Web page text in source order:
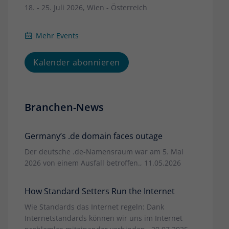
18. - 25. Juli 2026, Wien - Österreich
Mehr Events
Kalender abonnieren
Branchen-News
Germany’s .de domain faces outage
Der deutsche .de-Namensraum war am 5. Mai
2026 von einem Ausfall betroffen., 11.05.2026
How Standard Setters Run the Internet
Wie Standards das Internet regeln: Dank
Internetstandards können wir uns im Internet